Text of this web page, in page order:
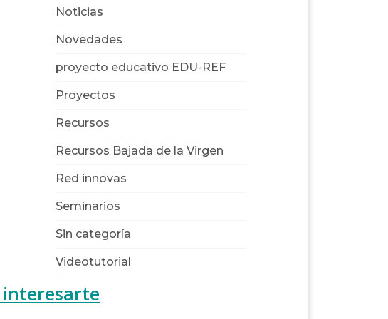
Noticias
Novedades
proyecto educativo EDU-REF
Proyectos
Recursos
Recursos Bajada de la Virgen
Red innovas
Seminarios
Sin categoría
Videotutorial